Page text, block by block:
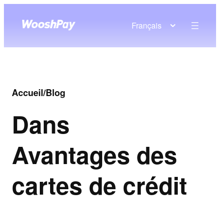
Français
Accueil/Blog
Dans
Avantages des
cartes de crédit